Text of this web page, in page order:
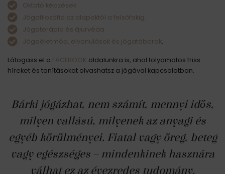
Oktató képzések.
Jógafilozófia az alapoktól a felsőfokig.
Jógaterápia és ájurvéda.
Jógaéletmód, elvonulások és jógatáborok.
Látogass el a FACEBOOK oldalunkra is, ahol folyamatos friss
híreket és tanításokat olvashatsz a jógával kapcsolatban.
Bárki jógázhat, nem számít, mennyi idős,
milyen vallású, milyenek az anyagi és
egyéb körülményei. Fiatal vagy öreg, beteg
vagy egészséges – mindenkinek hasznára
válhat ez az évezredes tudomány.